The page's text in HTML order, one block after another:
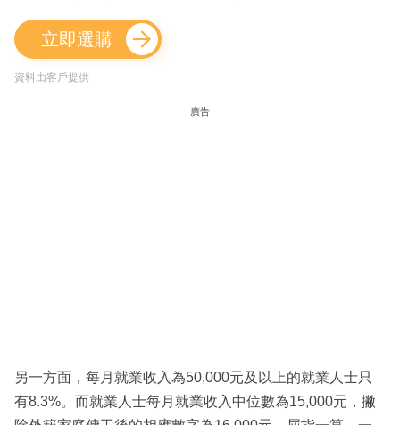
立即選購
資料由客戶提供
廣告
另一方面，每月就業收入為50,000元及以上的就業人士只
有8.3%。而就業人士每月就業收入中位數為15,000元，撇